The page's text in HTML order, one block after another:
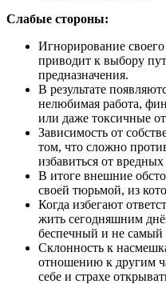
Слабые стороны:
Игнорирование своего
приводит к выбору
предназначения.
В результате
нелюбимая работа,
или даже токсичные
Зависимость от
том, что сложно
избавиться от
В итоге внешние
своей тюрьмой, из
Когда избегают
жить сегодняшним
беспечный и не самый
Склонность к
отношению к другим
себе и страхе